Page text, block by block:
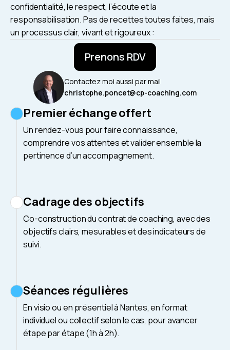
confidentialité, le respect, l’écoute et la
responsabilisation. Pas de recettes toutes faites, mais
un processus clair, vivant et rigoureux :
Prenons RDV
Contactez moi aussi par mail
christophe.poncet@cp-coaching.com
Premier échange offert
Un rendez-vous pour faire connaissance,
comprendre vos attentes et valider ensemble la
pertinence d’un accompagnement.
Cadrage des objectifs
Co-construction du contrat de coaching, avec des
objectifs clairs, mesurables et des indicateurs de
suivi.
Séances régulières
En visio ou en présentiel à Nantes, en format
individuel ou collectif selon le cas, pour avancer
étape par étape (1h à 2h).